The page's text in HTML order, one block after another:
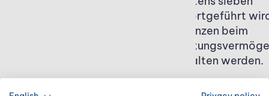
Jahre fortgeführt
und Grenzen beim
eingehalten werden.